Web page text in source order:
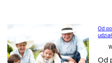
Od
Od